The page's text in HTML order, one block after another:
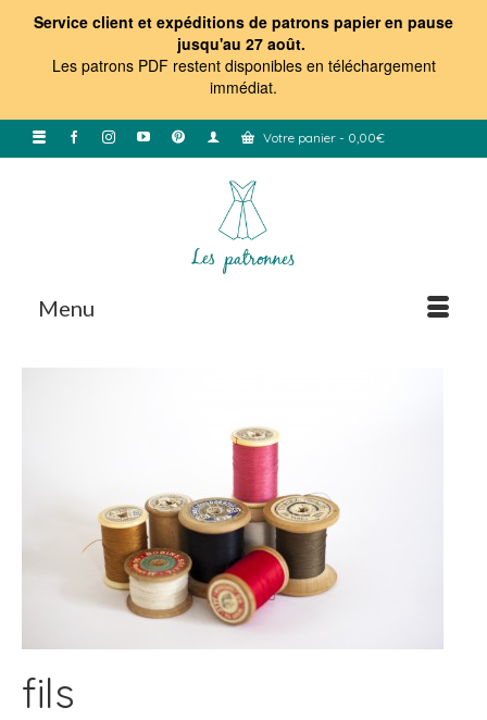
Service client et expéditions de patrons papier en pause
jusqu'au 27 août.
Les patrons PDF restent disponibles en téléchargement
immédiat.
Votre panier - 0,00€
Menu
fils